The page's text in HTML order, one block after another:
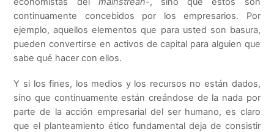
continuamente concebidos por los empresarios. Por
ejemplo, aquellos elementos que para usted son basura,
pueden convertirse en activos de capital para alguien que
sabe qué hacer con ellos.
Y si los fines, los medios y los recursos no están dados,
sino que continuamente están creándose de la nada por
parte de la acción empresarial del ser humano, es claro
que el planteamiento ético fundamental deja de consistir